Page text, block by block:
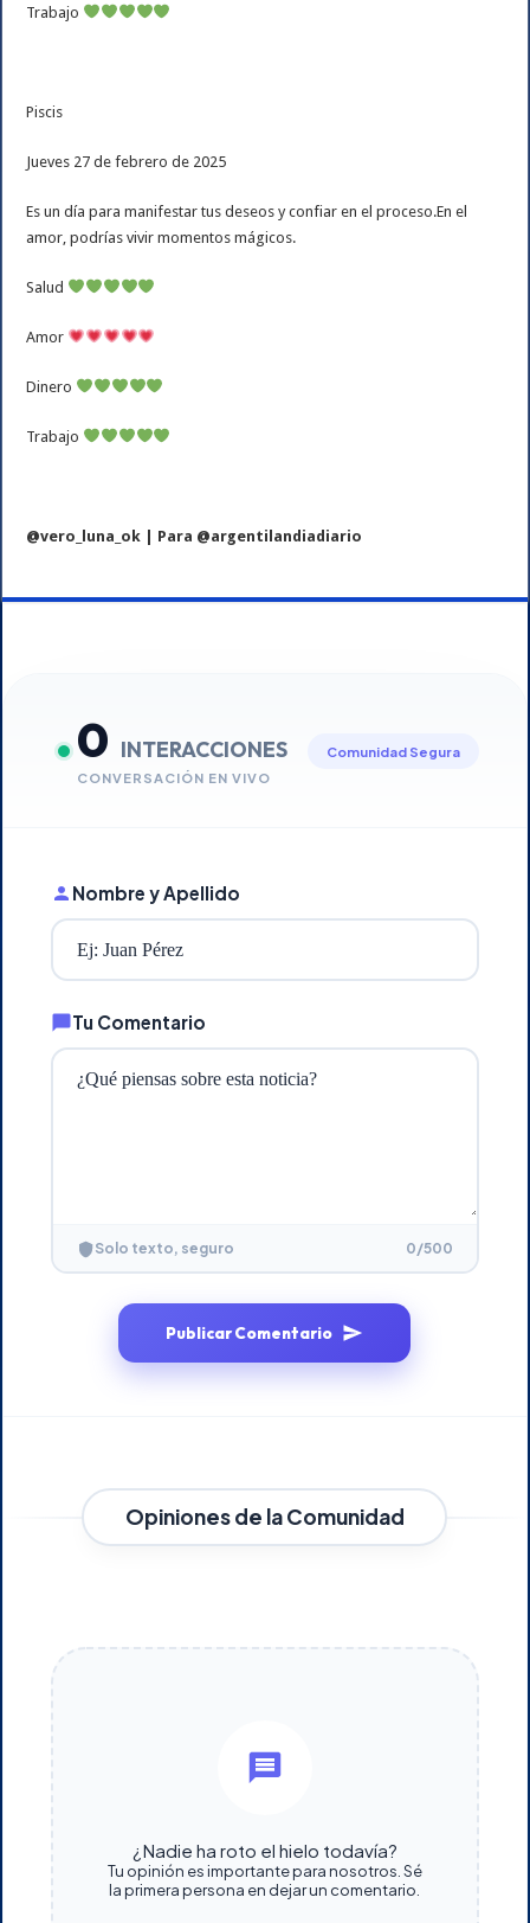
Trabajo
Piscis
Jueves 27 de febrero de 2025
Es un día para manifestar tus deseos y confiar en el proceso.En el
amor, podrías vivir momentos mágicos.
Salud
Amor
Dinero
Trabajo
@vero_luna_ok | Para @argentilandiadiario
0 INTERACCIONES
CONVERSACIÓN EN VIVO
Comunidad Segura
Nombre y Apellido
Tu Comentario
Solo texto, seguro 0/500
Publicar Comentario
Opiniones de la Comunidad
¿Nadie ha roto el hielo todavía?
Tu opinión es importante para nosotros. Sé
la primera persona en dejar un comentario.